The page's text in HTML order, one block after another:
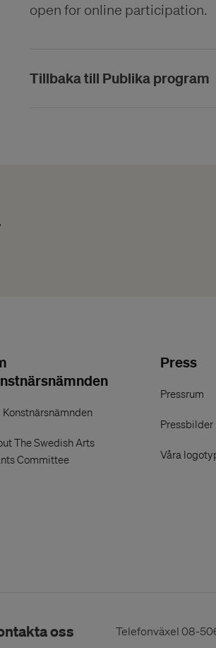
open for online participation.
Tillbaka till Publika program
Konstnärsnämnden
The Swedish Arts
Committee
Press
Pressrum
Pressbilder
Våra
oss Telefonväxel 08-